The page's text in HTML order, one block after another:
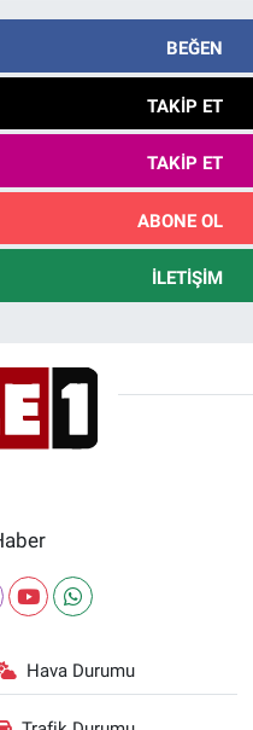
BEĞEN
TAKIP ET
TAKIP ET
ABONE OL
İLETIŞIM
Hava Durumu